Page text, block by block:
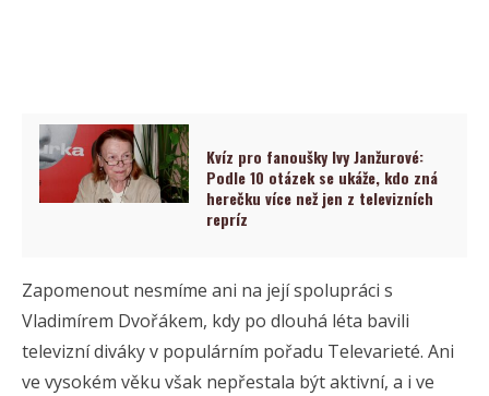
Kvíz pro fanoušky Ivy Janžurové:
Podle 10 otázek se ukáže, kdo zná
herečku více než jen z televizních
repríz
Zapomenout nesmíme ani na její spolupráci s
Vladimírem Dvořákem, kdy po dlouhá léta bavili
televizní diváky v populárním pořadu Televarieté. Ani
ve vysokém věku však nepřestala být aktivní, a i ve